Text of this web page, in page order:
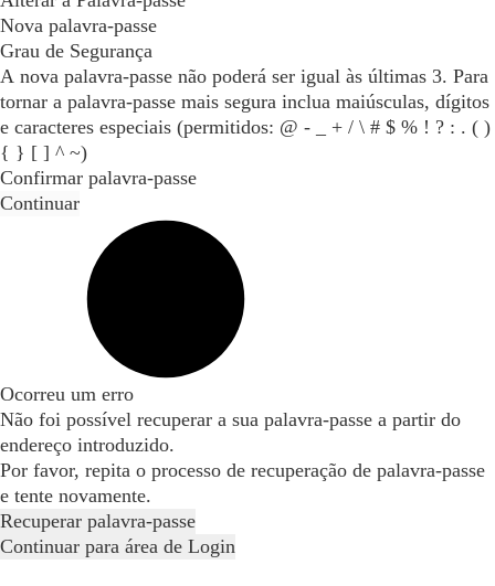
Nova palavra-passe
Grau de Segurança
A nova palavra-passe não poderá ser igual às últimas 3. Para
tornar a palavra-passe mais segura inclua maiúsculas, dígitos
e caracteres especiais (permitidos: @ - _ + / \ # $ % ! ? : . ( )
{ } [ ] ^ ~)
Confirmar palavra-passe
Continuar
Ocorreu um erro
Não foi possível recuperar a sua palavra-passe a partir do
endereço introduzido.
Por favor, repita o processo de recuperação de palavra-passe
e tente novamente.
Recuperar palavra-passe
Continuar para área de Login